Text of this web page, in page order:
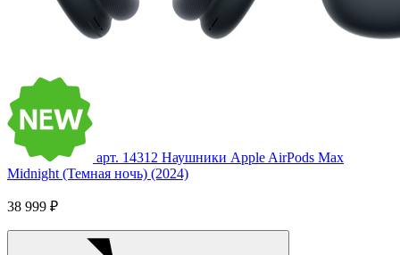
арт. 14312 Наушники Apple AirPods Max
Midnight (Темная ночь) (2024)
38 999 ₽